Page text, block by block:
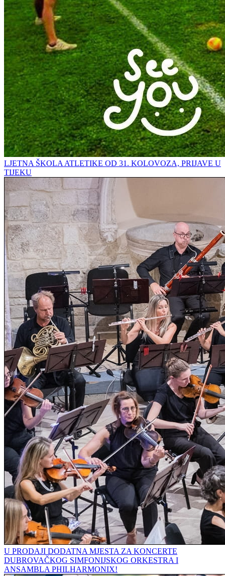
LJETNA ŠKOLA ATLETIKE OD 31. KOLOVOZA, PRIJAVE U
TIJEKU
U PRODAJI DODATNA MJESTA ZA KONCERTE
DUBROVAČKOG SIMFONIJSKOG ORKESTRA I
ANSAMBLA PHILHARMONIX!